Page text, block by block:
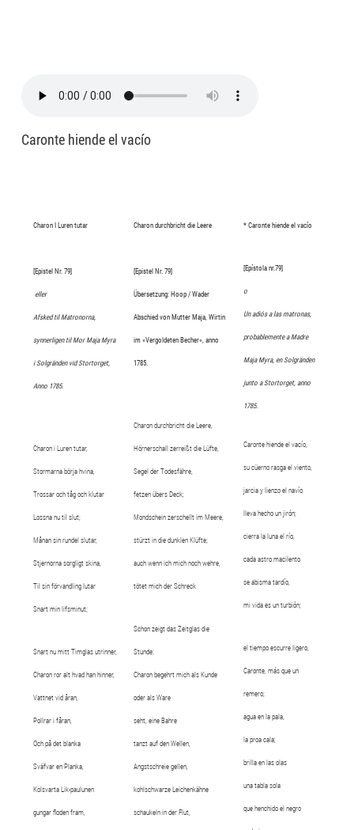
Caronte hiende el vacío
Charon I Luren tutar
[Epistel Nr. 79]
eller
Afsked til Matronorna,
synnerligen til Mor Maja Myra
i Solgränden vid Stortorget,
Anno 1785.
Charon i Luren tutar,
Stormarna börja hvina,
Trossar och tåg och klutar
Lossna nu til slut;
Månan sin rundel slutar,
Stjernorna sorgligt skina,
Til sin förvandling lutar
Snart min lifsminut;
Snart nu mitt Timglas utrinner,
Charon ror alt hvad han hinner,
Vattnet vid åran,
Pollrar i fåran,
Och på det blanka
Sväfvar en Planka,
Kolsvarta Lik-paulunen
gungar floden fram,
Charon durchbricht die Leere
[Epistel Nr. 79]
Übersetzung: Hoop / Wader
Abschied von Mutter Maja, Wirtin
im »Vergoldeten Becher«, anno
1785.
Charon durchbricht die Leere,
Hörnerschall zerreißt die Lüfte,
Segel der Todesfähre,
fetzen übers Deck;
Mondschein zerschellt im Meere,
stürzt in die dunklen Klüfte;
auch wenn ich mich noch wehre,
tötet mich der Schreck
Schon zeigt das Zeitglas die
Stunde:
Charon begehrt mich als Kunde
oder als Ware
seht, eine Bahre
tanzt auf den Wellen,
Angstschreie gellen,
kohlschwarze Leichenkähne
schaukeln in der Flut,
* Caronte hiende el vacío
[Epístola nr.79]
o
Un adiós a las matronas,
probablemente a Madre
Maja Myra, en Solgränden
junto a Stortorget, anno
1785.
Caronte hiende el vacío,
su cüerno rasga el viento,
jarcia y lienzo el navío
lleva hecho un jirón;
cierra la luna el río,
cada astro macilento
se abisma tardío,
mi vida es un turbión;
el tiempo escurre ligero,
Caronte, más que un
remero;
agua en la pala,
la proa cala;
brilla en las olas
una tabla sola
que henchido el negro